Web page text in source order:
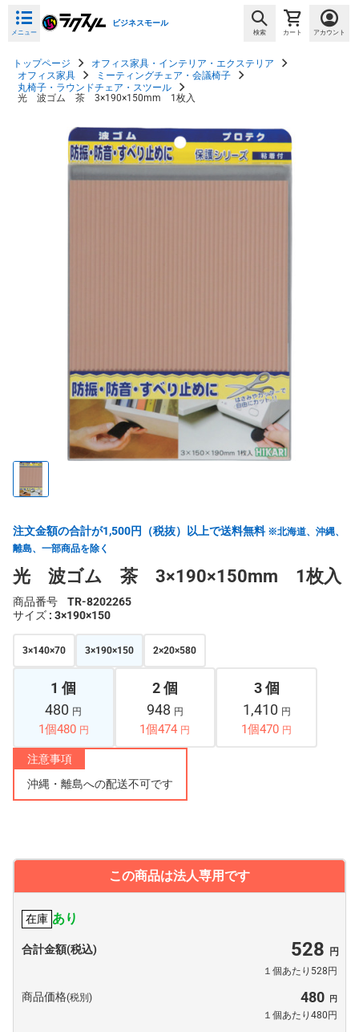
メニュー
ビジネスモール
検索 カート アカウント
トップページ
オフィス家具・インテリア・エクステリア
オフィス家具
ミーティングチェア・会議椅子
丸椅子・ラウンドチェア・スツール
光 波ゴム 茶 3×190×150mm 1枚入
注文金額の合計が1,500円（税抜）以上で送料無料 ※北海道、沖縄、
離島、一部商品を除く
光 波ゴム 茶 3×190×150mm 1枚入
商品番号
TR-8202265
サイズ : 3×190×150
3×140×70 3×190×150 2×20×580
1 個
480 円
1個480 円
2 個
948 円
1個474 円
3 個
1,410 円
1個470 円
注意事項
沖縄・離島への配送不可です
この商品は法人専用です
在庫 あり
合計金額(税込) 528
１個あたり528円
商品価格(税別) 480
１個あたり480円